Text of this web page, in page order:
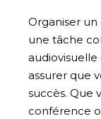
Organiser
une tâche
assurer que
succès. Que
conférence